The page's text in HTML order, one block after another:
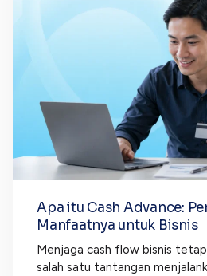
Apa itu Cash Advance:
Manfaatnya untuk Bisnis
Menjaga cash flow bisnis
salah satu tantangan